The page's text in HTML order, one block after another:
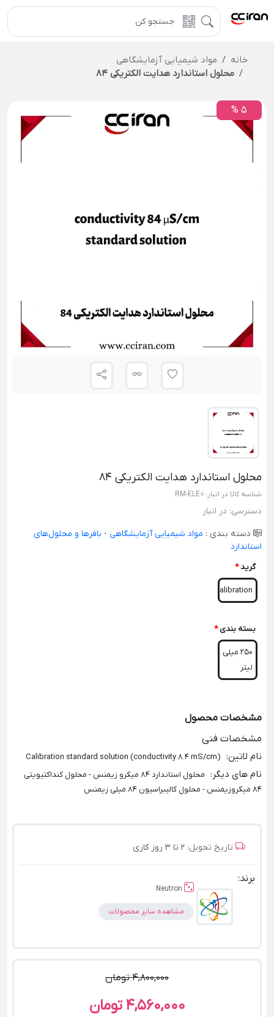
خانه
مواد شیمیایی آزمایشگاهی
محلول استاندارد هدایت الکتریکی 84
5 %
محلول استاندارد هدایت الکتریکی 84
شناسه کالا در انبار: RM-ELE-1
دسترسی: در انبار
دسته بندی : مواد شیمیایی آزمایشگاهی - بافرها و محلول‌های
استاندارد
گرید*
Calibration
بسته بندی *
250 میلی
لیتر
مشخصات محصول
مشخصات فنی
نام لاتین:
(Calibration standard solution (conductivity 8.4 mS/cm
نام های دیگر :
محلول استاندارد 84 میکرو زیمنس - محلول کنداکتیویتی
84 میکروزیمنس - محلول کالیبراسیون 84 میلی زیمنس
تاریخ تحویل: 2 تا 3 روز کاری
برند:
Neutron
مشاهده سایر محصولات
4,800,000 تومان
4,560,000 تومان